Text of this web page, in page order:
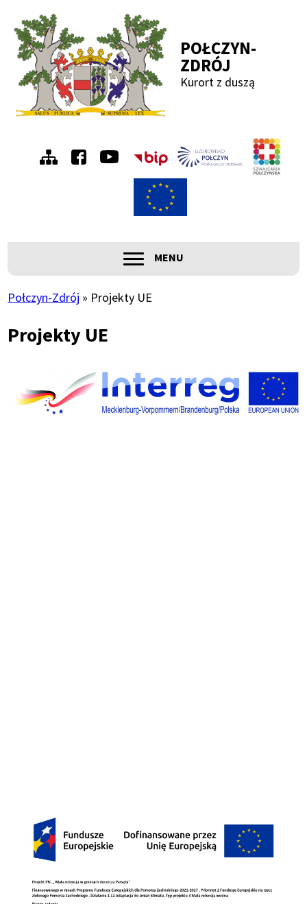
Przejdź
do
menu
Przejdź
do
treści
Przejdź
do
wyszukiwania
Przejdź
do
stopki
POŁCZYN-
ZDRÓJ
Kurort z duszą
Menu
prawe
Główna
nawigacja
ROZWIŃ
MENU
nawigacyjna
Połczyn-Zdrój Projekty UE
Projekty UE